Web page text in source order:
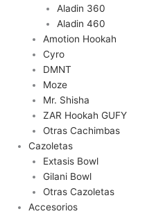
Aladin 360
Aladin 460
Amotion Hookah
Cyro
DMNT
Moze
Mr. Shisha
ZAR Hookah GUFY
Otras Cachimbas
Cazoletas
Extasis Bowl
Gilani Bowl
Otras Cazoletas
Accesorios